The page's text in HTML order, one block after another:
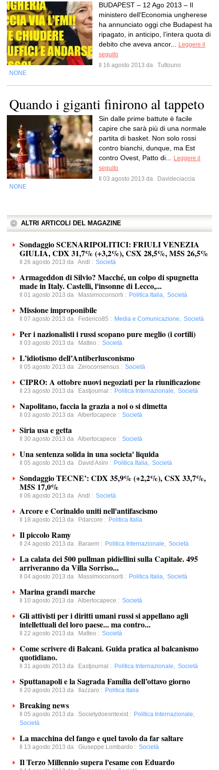
BUDAPEST – 12 Ago 2013 – Il
ministero dell’Economia ungherese
ha annunciato oggi che Budapest ha
ripagato, in anticipo, l’intera quota di
debito che aveva ancor...
Leggere il
seguito
Il 16 agosto 2013 da
Tuttouno
NONE
Quando i giganti finirono al tappeto
Sin dalle prime battute è facile
capire che sarà più di una normale
partita di basket. Non solo rossi
contro bianchi, dunque, ma Est
contro Ovest, Patto di...
Leggere il
seguito
Il 03 agosto 2013 da
Davideciaccia
NONE
ALTRI ARTICOLI DEL MAGAZINE
Sondaggio SCENARIPOLITICI: FRIULI VENEZIA
GIULIA, CDX 31,7% (+3,2%), CSX 28,5%, M5S 26,5%
Il 26 agosto 2013 da Andl : Società
Armageddon di Silvio? Macché, un colpo di spugnetta
made in Italy. Castelli, l'insonne di Lecco,...
Il 01 agosto 2013 da Massimoconsorti : Politica Italia, Società
Missione improponibile
Il 07 agosto 2013 da Federico85 : Media e Comunicazione, Società
Per i nazionalisti i russi scopano pure meglio (i cortili)
Il 03 agosto 2013 da Matteo : Società
L’idiotismo dell’Antiberlusconismo
Il 05 agosto 2013 da Zeroconsensus : Società
CIPRO: A ottobre nuovi negoziati per la riunificazione
Il 23 agosto 2013 da Eastjournal : Politica Internazionale, Società
Napolitano, faccia la grazia a noi o si dimetta
Il 03 agosto 2013 da Albertocapece : Società
Siria usa e getta
Il 30 agosto 2013 da Albertocapece : Società
Una sentenza solida in una societa' liquida
Il 05 agosto 2013 da David Asìni : Politica Italia, Società
Sondaggio TECNE’: CDX 35,9% (+2,2%), CSX 33,7%,
M5S 17,0%
Il 06 agosto 2013 da Andl : Società
Arcore e Corinaldo uniti nell'antifascismo
Il 18 agosto 2013 da Pdarcore : Politica Italia
Il piccolo Ramy
Il 24 agosto 2013 da Baraem : Politica Internazionale, Società
La calata dei 500 pullman pidiellini sulla Capitale. 495
arriveranno da Villa Sorriso...
Il 04 agosto 2013 da Massimoconsorti : Politica Italia, Società
Marina grandi marche
Il 10 agosto 2013 da Albertocapece : Società
Gli attivisti per i diritti umani russi si appellano agli
intellettuali del loro paese... ma contro...
Il 22 agosto 2013 da Matteo : Società
Come scrivere di Balcani. Guida pratica al balcanismo
quotidiano.
Il 31 agosto 2013 da Eastjournal : Politica Internazionale, Società
Sputtanapoli e la Sagrada Família dell’ottavo giorno
Il 20 agosto 2013 da Ilazzaro : Politica Italia
Breaking news
Il 05 agosto 2013 da Societydoesntexist : Politica Internazionale,
Società
La macchina del fango e quel tavolo da far saltare
Il 13 agosto 2013 da Giuseppe Lombardo : Società
Il Terzo Millennio supera l'esame con Eduardo